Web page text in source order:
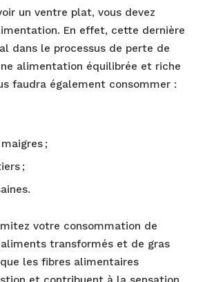
un ventre plat, vous devez
En effet, cette dernière
dans le processus de perte de
alimentation équilibrée et riche
faudra également consommer :
;
;
votre consommation de
transformés et de gras
les fibres alimentaires